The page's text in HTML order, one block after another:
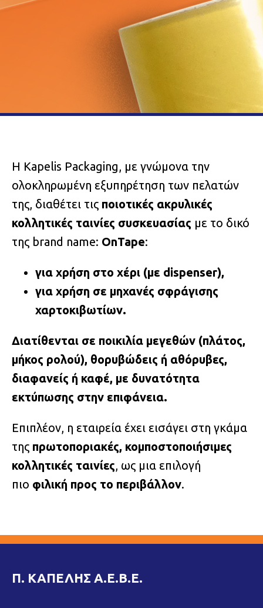
Η Kapelis Packaging, με γνώμονα την
ολοκληρωμένη εξυπηρέτηση των πελατών
της, διαθέτει τις ποιοτικές ακρυλικές
κολλητικές ταινίες συσκευασίας με το δικό
της brand name: OnTape:
για χρήση στο χέρι (με dispenser),
για χρήση σε μηχανές σφράγισης
χαρτοκιβωτίων.
Διατίθενται σε ποικιλία μεγεθών (πλάτος,
μήκος ρολού), θορυβώδεις ή αθόρυβες,
διαφανείς ή καφέ, με δυνατότητα
εκτύπωσης στην επιφάνεια.
Επιπλέον, η εταιρεία έχει εισάγει στη γκάμα
της πρωτοποριακές, κομποστοποιήσιμες
κολλητικές ταινίες, ως μια επιλογή
πιο φιλική προς το περιβάλλον.
Π. ΚΑΠΕΛΗΣ Α.Ε.Β.Ε.